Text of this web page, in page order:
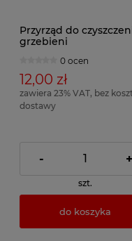
Przyrząd do
grzebieni
0 ocen
12,00 zł
zawiera 23% VAT, bez
dostawy
- +
szt.
do koszyka